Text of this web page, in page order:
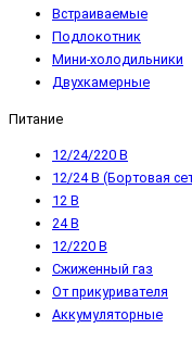
Встраиваемые
Подлокотник
Мини-холодильники
Двухкамерные
Питание
12/24/220 В
12/24 В (Бортовая
12 В
24 В
12/220 В
Сжиженный газ
От прикуривателя
Аккумуляторные